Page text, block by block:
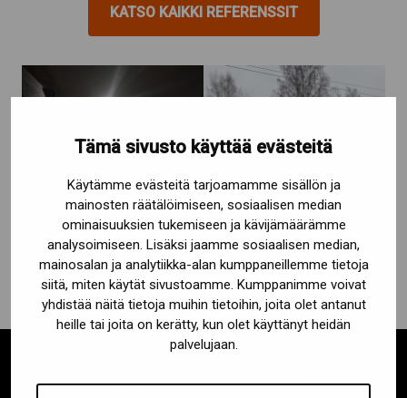
Tämä sivusto käyttää evästeitä
Käytämme evästeitä tarjoamamme sisällön ja
mainosten räätälöimiseen, sosiaalisen median
ominaisuuksien tukemiseen ja kävijämäärämme
analysoimiseen. Lisäksi jaamme sosiaalisen median,
mainosalan ja analytiikka-alan kumppaneillemme tietoja
siitä, miten käytät sivustoamme. Kumppanimme voivat
yhdistää näitä tietoja muihin tietoihin, joita olet antanut
heille tai joita on kerätty, kun olet käyttänyt heidän
palvelujaan.
KATSO KAIKKI REFERENSSIT
SUOMEN NOSTO- JA STABILOINTITEKNIIKKA OY